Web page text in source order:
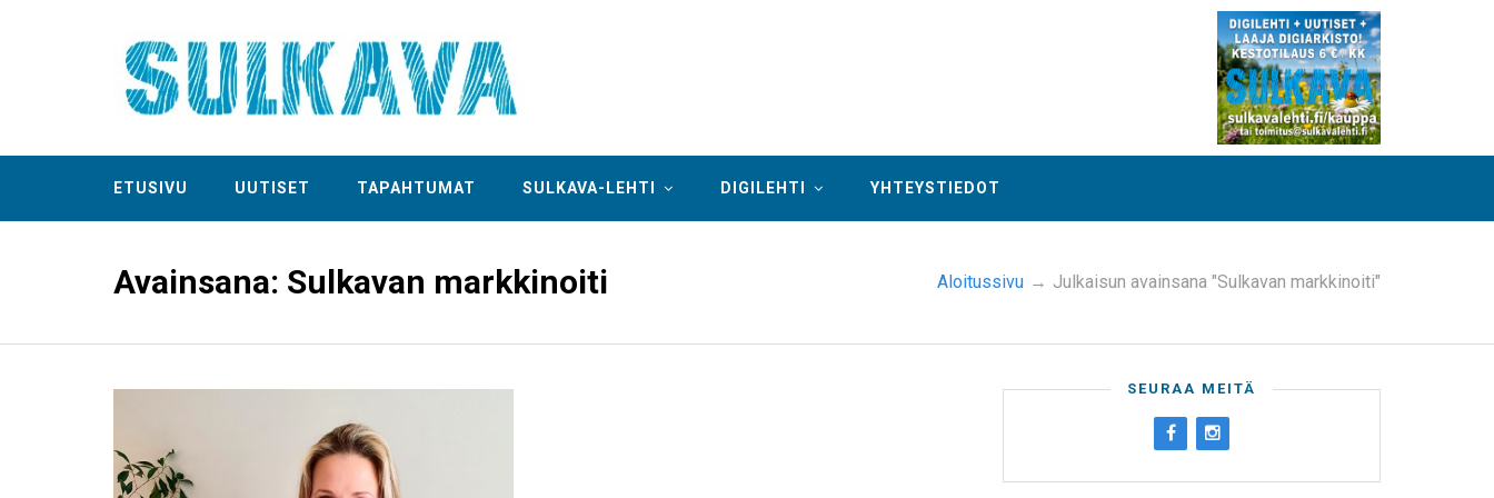
ETUSIVU UUTISET TAPAHTUMAT SULKAVA-LEHTI DIGILEHTI YHTEYSTIEDOT
Avainsana: Sulkavan markkinoiti Aloitussivu → Julkaisun avainsana "Sulkavan markkinoiti"
SEURAA MEITÄ